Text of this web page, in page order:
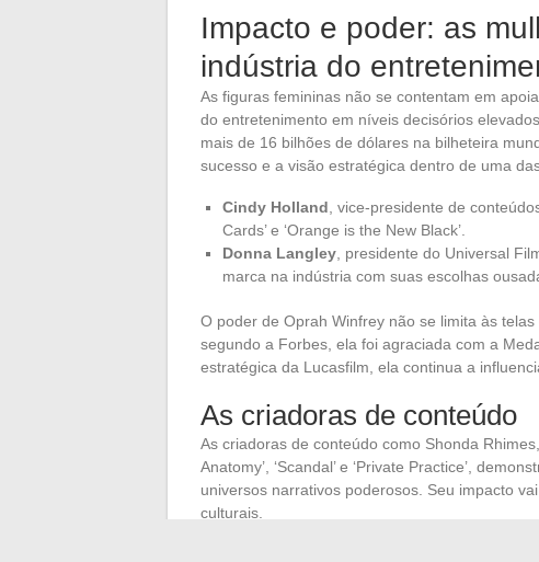
Impacto e poder: as
indústria do
As figuras femininas não se contentam em
do entretenimento em níveis decisórios
mais de 16 bilhões de dólares na bilheteira
sucesso e a visão estratégica dentro de uma
Cindy Holland , vice-presidente de
Cards’ e ‘Orange is the New Black’.
Donna Langley , presidente do Universal
marca na indústria com suas escolhas
O poder de Oprah Winfrey não se limita às
segundo a Forbes, ela foi agraciada com a
estratégica da Lucasfilm, ela continua a
As criadoras de conteúdo
As criadoras de conteúdo como Shonda
Anatomy’, ‘Scandal’ e ‘Private Practice’,
universos narrativos poderosos. Seu impacto
culturais.